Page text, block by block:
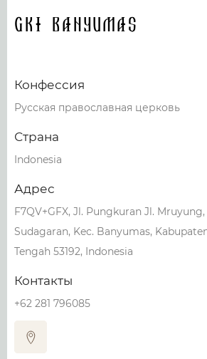
GKI Banyumas
Конфессия
Русская православная церковь
Страна
Indonesia
Адрес
F7QV+GFX, Jl. Pungkuran Jl.
Sudagaran, Kec. Banyumas,
Tengah 53192, Indonesia
Контакты
+62 281 796085